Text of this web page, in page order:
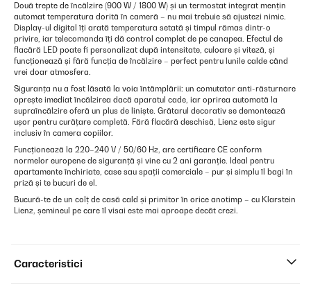
Două trepte de încălzire (900 W / 1800 W) și un termostat integrat mențin
automat temperatura dorită în cameră – nu mai trebuie să ajustezi nimic.
Display-ul digital îți arată temperatura setată și timpul rămas dintr-o
privire, iar telecomanda îți dă control complet de pe canapea. Efectul de
flacără LED poate fi personalizat după intensitate, culoare și viteză, și
funcționează și fără funcția de încălzire – perfect pentru lunile calde când
vrei doar atmosfera.
Siguranța nu a fost lăsată la voia întâmplării: un comutator anti-răsturnare
oprește imediat încălzirea dacă aparatul cade, iar oprirea automată la
supraîncălzire oferă un plus de liniște. Grătarul decorativ se demontează
ușor pentru curățare completă. Fără flacără deschisă, Lienz este sigur
inclusiv în camera copiilor.
Funcționează la 220–240 V / 50/60 Hz, are certificare CE conform
normelor europene de siguranță și vine cu 2 ani garanție. Ideal pentru
apartamente închiriate, case sau spații comerciale – pur și simplu îl bagi în
priză și te bucuri de el.
Bucură-te de un colț de casă cald și primitor în orice anotimp – cu Klarstein
Lienz, șemineul pe care îl visai este mai aproape decât crezi.
Caracteristici